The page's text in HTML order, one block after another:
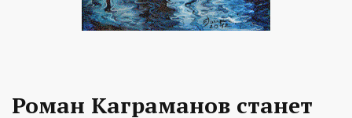
Роман Каграманов станет